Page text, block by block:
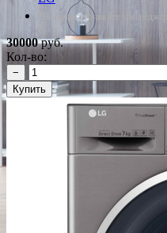
*Наличие уточняйте у менеджера
30000руб.
Кол-во:
−
Купить